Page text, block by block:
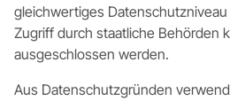
gleichwertiges Datenschutzniveau
Zugriff durch staatliche Behörden
ausgeschlossen werden.
Aus Datenschutzgründen